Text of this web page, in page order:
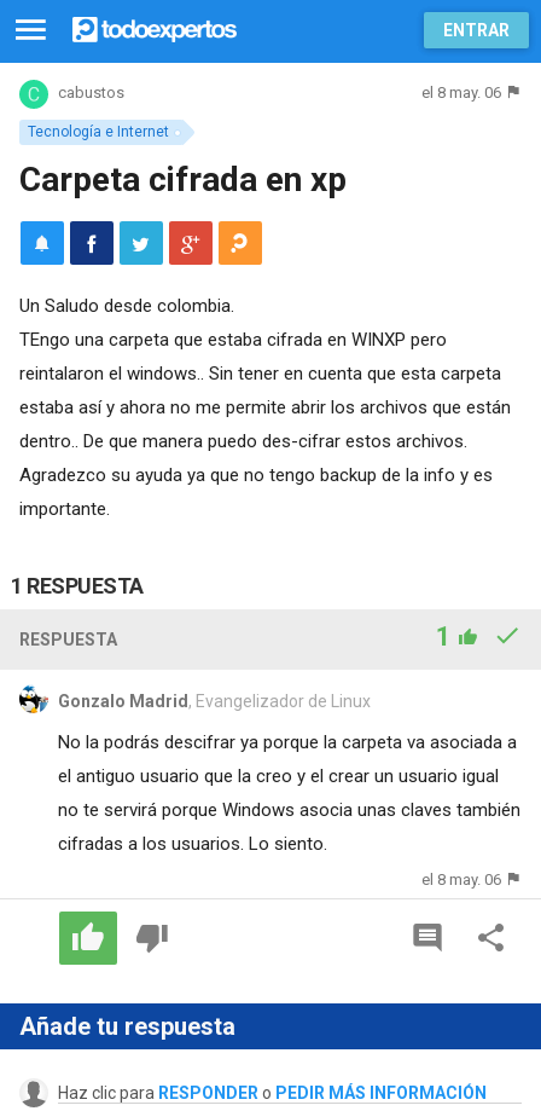
ENTRAR
Tecnología e Internet
cabustos el 8 may. 06
Carpeta cifrada en xp
Un Saludo desde colombia.
TEngo una carpeta que estaba cifrada en WINXP pero
reintalaron el windows.. Sin tener en cuenta que esta carpeta
estaba así y ahora no me permite abrir los archivos que están
dentro.. De que manera puedo des-cifrar estos archivos.
Agradezco su ayuda ya que no tengo backup de la info y es
importante.
1 RESPUESTA
RESPUESTA 1
Gonzalo Madrid , Evangelizador de Linux
No la podrás descifrar ya porque la carpeta va asociada a
el antiguo usuario que la creo y el crear un usuario igual
no te servirá porque Windows asocia unas claves también
cifradas a los usuarios. Lo siento.
el 8 may. 06
Añade tu respuesta
Haz clic para RESPONDER o PEDIR MÁS INFORMACIÓN